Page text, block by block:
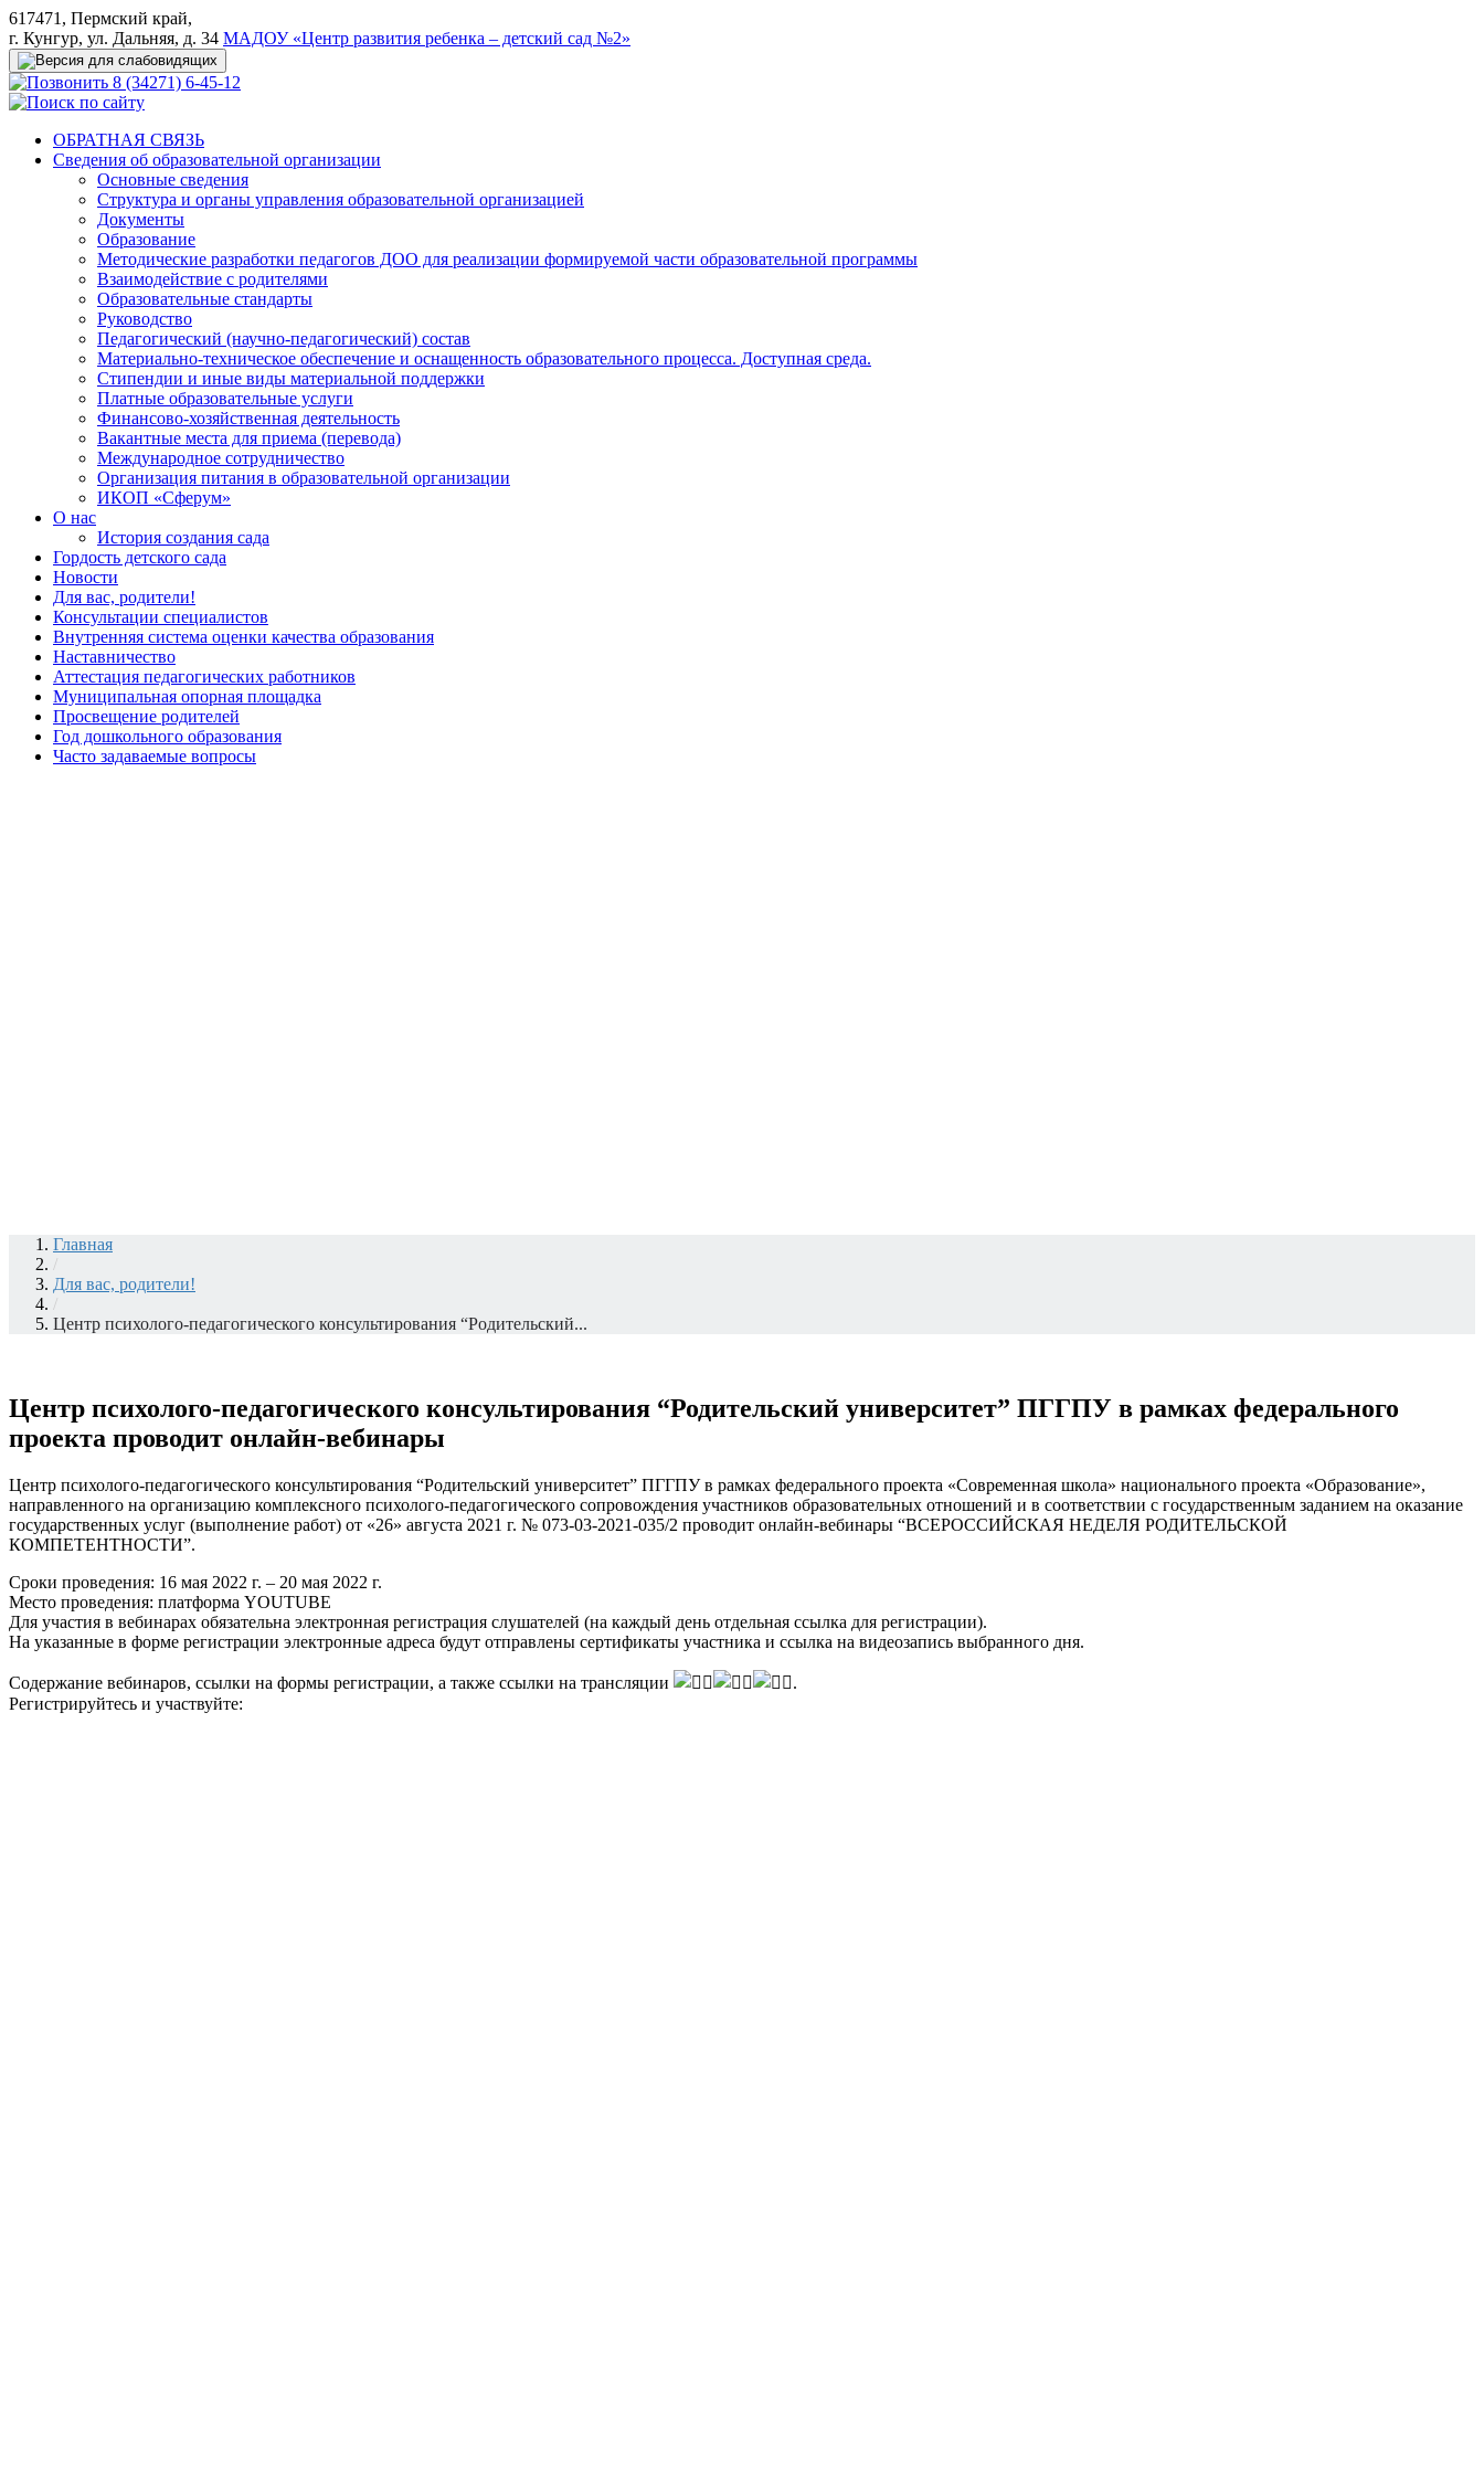
617471, Пермский край,
г. Кунгур, ул. Дальняя, д. 34 МАДОУ «Центр развития ребенка – детский сад №2»
8 (34271) 6-45-12
ОБРАТНАЯ СВЯЗЬ
Сведения об образовательной организации
Основные сведения
Структура и органы управления образовательной организацией
Документы
Образование
Методические разработки педагогов ДОО для реализации формируемой части образовательной программы
Взаимодействие с родителями
Образовательные стандарты
Руководство
Педагогический (научно-педагогический) состав
Материально-техническое обеспечение и оснащенность образовательного процесса. Доступная среда.
Стипендии и иные виды материальной поддержки
Платные образовательные услуги
Финансово-хозяйственная деятельность
Вакантные места для приема (перевода)
Международное сотрудничество
Организация питания в образовательной организации
ИКОП «Сферум»
О нас
История создания сада
Гордость детского сада
Новости
Для вас, родители!
Консультации специалистов
Внутренняя система оценки качества образования
Наставничество
Аттестация педагогических работников
Муниципальная опорная площадка
Просвещение родителей
Год дошкольного образования
Часто задаваемые вопросы
Главная
/
Для вас, родители!
/
Центр психолого-педагогического консультирования “Родительский...
Центр психолого-педагогического консультирования “Родительский университет” ПГГПУ в рамках федерального
проекта проводит онлайн-вебинары
Центр психолого-педагогического консультирования “Родительский университет” ПГГПУ в рамках федерального проекта «Современная школа» национального проекта «Образование»,
направленного на организацию комплексного психолого-педагогического сопровождения участников образовательных отношений и в соответствии с государственным заданием на оказание
государственных услуг (выполнение работ) от «26» августа 2021 г. № 073-03-2021-035/2 проводит онлайн-вебинары “ВСЕРОССИЙСКАЯ НЕДЕЛЯ РОДИТЕЛЬСКОЙ
КОМПЕТЕНТНОСТИ”.
Сроки проведения: 16 мая 2022 г. – 20 мая 2022 г.
Место проведения: платформа YOUTUBE
Для участия в вебинарах обязательна электронная регистрация слушателей (на каждый день отдельная ссылка для регистрации).
На указанные в форме регистрации электронные адреса будут отправлены сертификаты участника и ссылка на видеозапись выбранного дня.
Содержание вебинаров, ссылки на формы регистрации, а также ссылки на трансляции
.
Регистрируйтесь и участвуйте: